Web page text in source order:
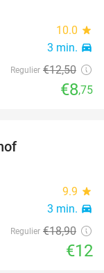
10.0 star
3 min. directions_car
Regulier €12,50
€8,75
9.9 star
3 min. directions_car
Regulier €18,90
€12